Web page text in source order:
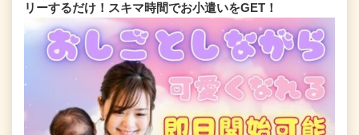
リーするだけ！スキマ時間でお小遣いをGET！